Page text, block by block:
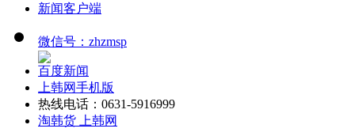
新闻客户端
微信号：zhzmsp
百度新闻
上韩网手机版
热线电话：0631-5916999
淘韩货 上韩网